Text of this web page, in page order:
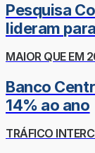
Pesquisa
lideram
MAIOR QUE EM
Banco
14% ao ano
TRÁFICO